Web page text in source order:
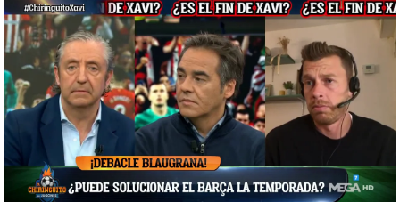
El Chiringuito
Publicado:25 de enero de 2024, 02:45